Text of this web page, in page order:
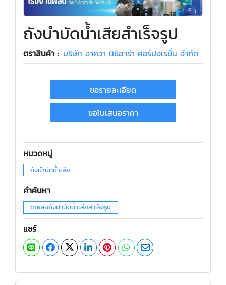
ถังบำบัดน้ำเสียสำเร็จรูป
ตราสินค้า : บริษัท อาควา นิชิฮาร่า คอร์ปอเรชั่น จำกัด
ขอรายละเอียด
ขอใบเสนอราคา
หมวดหมู่
ถังบำบัดน้ำเสีย
คำค้นหา
ขายส่งถังบำบัดน้ำเสียสำเร็จรูป
แชร์